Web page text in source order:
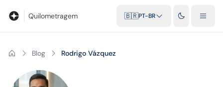
Quilometragem 🇧🇷PT-BR
Blog Rodrigo Vázquez